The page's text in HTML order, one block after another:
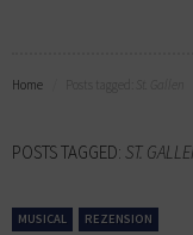
Home
POSTS TAGGED: ST.
MUSICAL REZENSION